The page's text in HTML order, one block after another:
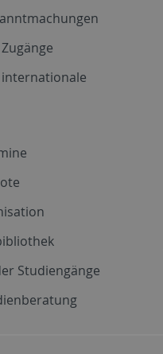
Studiengänge